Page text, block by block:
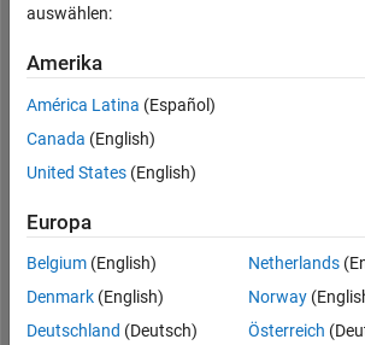
Aktiv
2022
Followers:
0
auswählen:
Amerika
América Latina (Español)
Canada (English)
United States (English)
Europa
Belgium (English)
Denmark (English)
Deutschland (Deutsch)
Netherlands
Norway
Österreich